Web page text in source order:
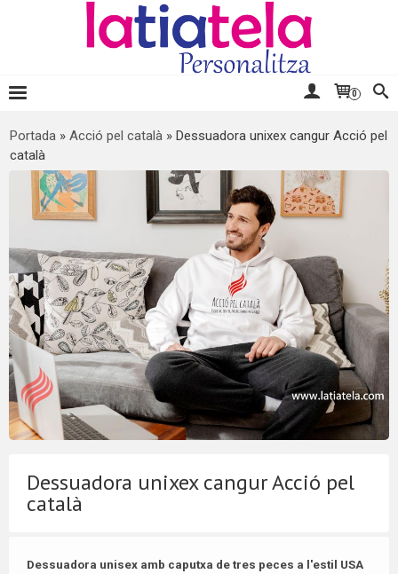
0
Portada » Acció pel català » Dessuadora unixex cangur Acció pel
català
Dessuadora unixex cangur Acció pel
català
Dessuadora unisex amb caputxa de tres peces a l'estil USA